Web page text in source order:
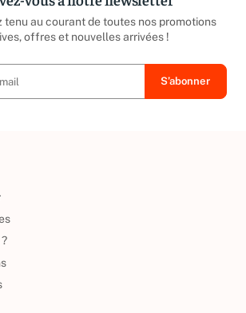
tenu au courant de toutes nos promotions
offres et nouvelles arrivées !